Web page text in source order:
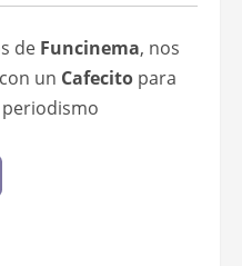
de Funcinema, nos
un Cafecito para